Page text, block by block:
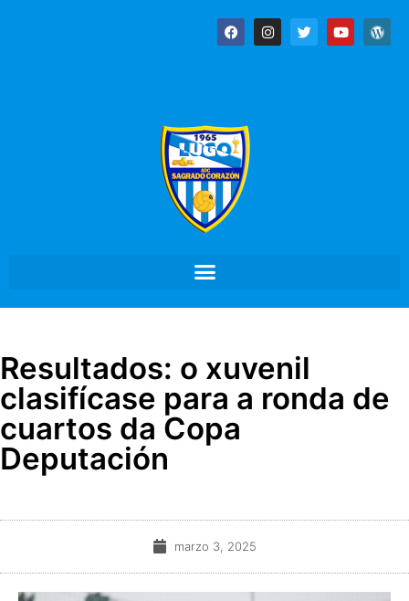
Resultados: o xuvenil
clasifícase para a ronda de
cuartos da Copa
Deputación
marzo 3, 2025